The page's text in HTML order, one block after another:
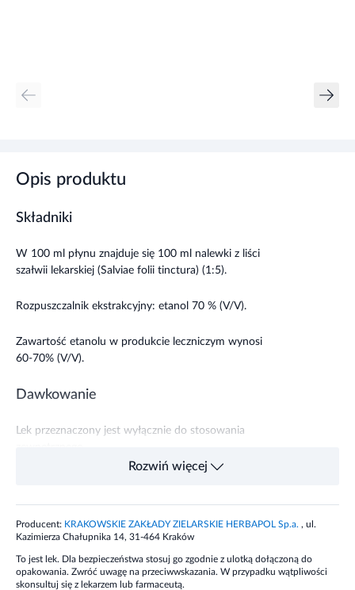
Opis produktu
Składniki
W 100 ml płynu znajduje się 100 ml nalewki z liści
szałwii lekarskiej (Salviae folii tinctura) (1:5).
Rozpuszczalnik ekstrakcyjny: etanol 70 % (V/V).
Zawartość etanolu w produkcie leczniczym wynosi
60-70% (V/V).
Dawkowanie
Lek przeznaczony jest wyłącznie do stosowania
Dorośli - 5-10 ml preparatu rozcieńczyć w 1 szklance
świeżo przegotowanej i ostudzonej wody, nie wypijać
Wskazania
Rozwiń więcej
Producent: KRAKOWSKIE ZAKŁADY ZIELARSKIE HERBAPOL Sp.a. , ul.
Kazimierza Chałupnika 14, 31-464 Kraków
To jest lek. Dla bezpieczeństwa stosuj go zgodnie z ulotką dołączoną do
opakowania. Zwróć uwagę na przeciwwskazania. W przypadku wątpliwości
skonsultuj się z lekarzem lub farmaceutą.